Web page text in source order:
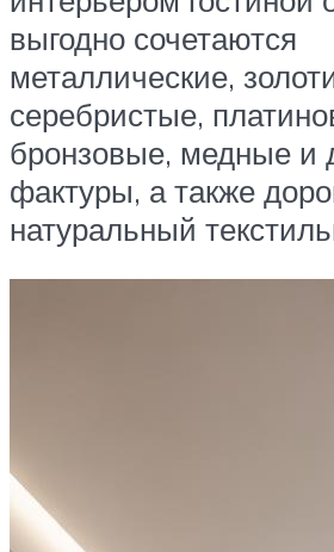
выгодно сочетаются
металлические,
серебристые,
бронзовые, медные и
фактуры, а также
натуральный